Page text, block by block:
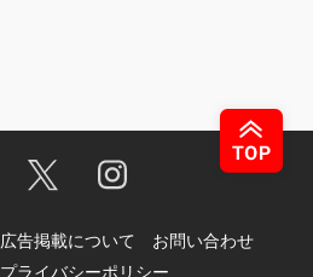
広告掲載について
お問い合わせ
プライバシーポリシー